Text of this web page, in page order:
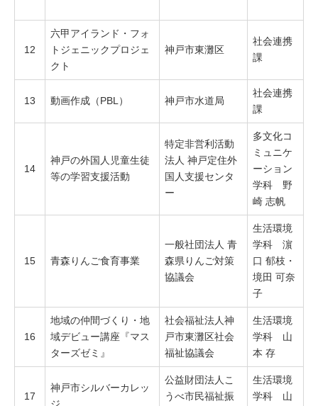
12
六甲アイランド・フォ
トジェニックプロジェ
クト
神戸市東灘区
社会連携
課
13 動画作成（PBL） 神戸市水道局
社会連携
課
14
神戸の外国人児童生徒
等の学習支援活動
特定非営利活動
法人 神戸定住外
国人支援センタ
ー
多文化コ
ミュニケ
ーション
学科 野
崎 志帆
15 青森りんご食育事業
一般社団法人 青
森県りんご対策
協議会
生活環境
学科 濵
口 郁枝・
境田 可奈
子
16
地域の仲間づくり・地
域デビュー講座『マス
ターズゼミ』
社会福祉法人神
戸市東灘区社会
福祉協議会
生活環境
学科 山
本 存
17
神戸市シルバーカレッ
公益財団法人こ
うべ市民福祉振
生活環境
学科 山